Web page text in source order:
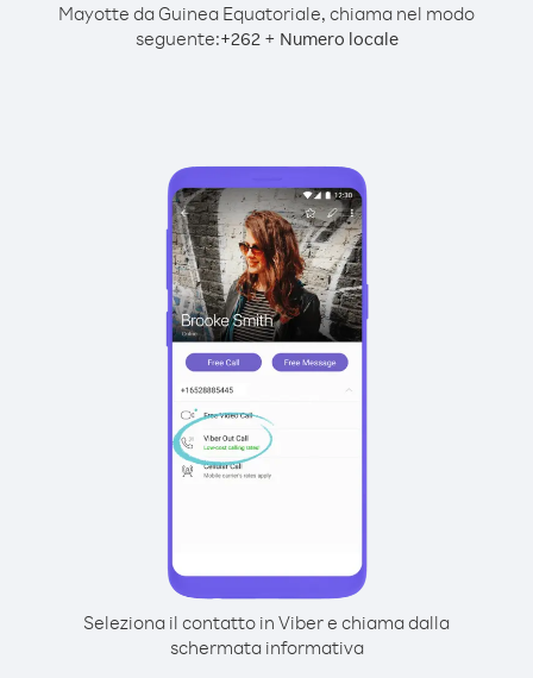
Mayotte da Guinea Equatoriale, chiama nel modo
seguente:+262+ Numero locale
Seleziona il contatto in Viber e chiama dalla
schermata informativa